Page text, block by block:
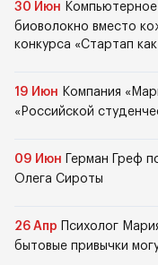
30 Июн
биоволокно вместо
конкурса «Стартап
19 Июн Компания
«Российской
09 Июн
Герман Греф
Олега Сироты
26 Апр
Психолог
бытовые привычки